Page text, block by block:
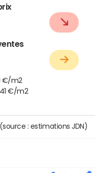
€/m2
€/m2
Prix au m2 (source : estimations JDN)